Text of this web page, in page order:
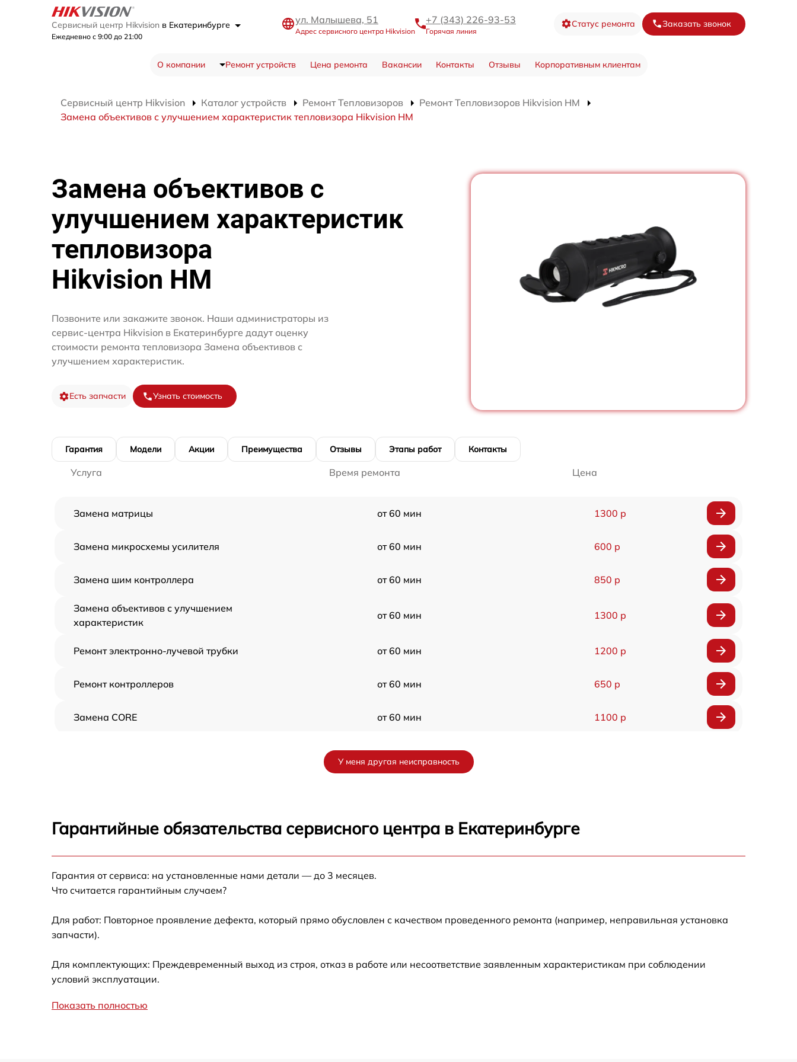
Сервисный центр Hikvision в Екатеринбурге
Ежедневно с 9:00 до 21:00
ул. Малышева, 51
Адрес сервисного центра Hikvision
+7 (343) 226-93-53
Горячая линия
Статус ремонта Заказать звонок
О компании Ремонт устройств Цена ремонта Вакансии Контакты Отзывы Корпоративным клиентам
Сервисный центр Hikvision Каталог устройств Ремонт Тепловизоров
Ремонт Тепловизоров Hikvision HM
Замена объективов с улучшением характеристик тепловизора Hikvision HM
Замена объективов с
улучшением характеристик
тепловизора
Hikvision HM
Позвоните или закажите звонок. Наши администраторы из
сервис-центра Hikvision в Екатеринбурге дадут оценку
стоимости ремонта тепловизора Замена объективов с
улучшением характеристик.
Есть запчасти Узнать стоимость
Гарантия Модели Акции Преимущества Отзывы Этапы работ Контакты
Услуга Время ремонта Цена
Замена матрицы от 60 мин 1300 р
Замена микросхемы усилителя от 60 мин 600 р
Замена шим контроллера от 60 мин 850 р
Замена объективов с улучшением
характеристик
от 60 мин 1300 р
Ремонт электронно-лучевой трубки от 60 мин 1200 р
Ремонт контроллеров от 60 мин 650 р
Замена CORE от 60 мин 1100 р
от 60 мин
Ремонт встроенного дальнометра и
других устройств
Замена микросхемы логики от 60 мин 450 р
Ремонт цепи питания
У меня другая неисправность
Гарантийные обязательства сервисного центра в Екатеринбурге
Гарантия от сервиса: на установленные нами детали — до 3 месяцев.
Что считается гарантийным случаем?
Для работ: Повторное проявление дефекта, который прямо обусловлен с качеством проведенного ремонта (например, неправильная установка
запчасти).
Для комплектующих: Преждевременный выход из строя, отказ в работе или несоответствие заявленным характеристикам при соблюдении
условий эксплуатации.
Показать полностью